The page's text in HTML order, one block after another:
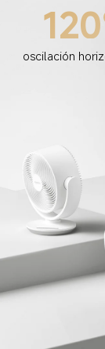
oscilación